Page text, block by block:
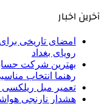
آخرین اخبار
امضای تاریخی
رویای بغداد
بهترین شرکت
رهنما انتخاب
تعمیر مبل